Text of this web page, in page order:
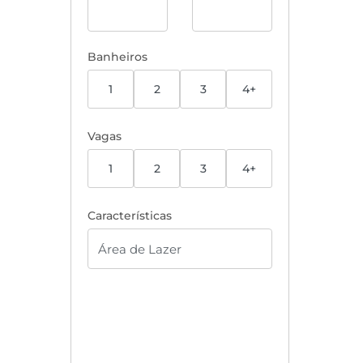
Banheiros
1 2 3 4+
Vagas
1 2 3 4+
Características